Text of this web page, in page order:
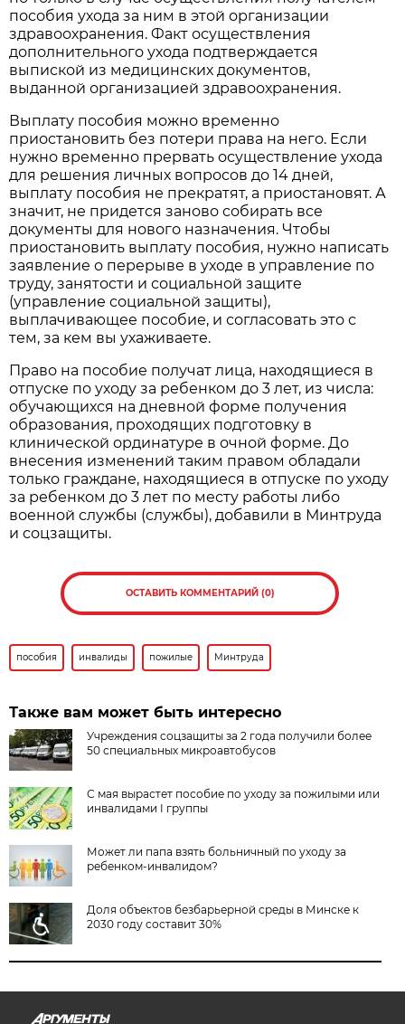
пособия ухода за ним в этой организации
здравоохранения. Факт осуществления
дополнительного ухода подтверждается
выпиской из медицинских документов,
выданной организацией здравоохранения.
Выплату пособия можно временно
приостановить без потери права на него. Если
нужно временно прервать осуществление ухода
для решения личных вопросов до 14 дней,
выплату пособия не прекратят, а приостановят. А
значит, не придется заново собирать все
документы для нового назначения. Чтобы
приостановить выплату пособия, нужно написать
заявление о перерыве в уходе в управление по
труду, занятости и социальной защите
(управление социальной защиты),
выплачивающее пособие, и согласовать это с
тем, за кем вы ухаживаете.
Право на пособие получат лица, находящиеся в
отпуске по уходу за ребенком до 3 лет, из числа:
обучающихся на дневной форме получения
образования, проходящих подготовку в
клинической ординатуре в очной форме. До
внесения изменений таким правом обладали
только граждане, находящиеся в отпуске по уходу
за ребенком до 3 лет по месту работы либо
военной службы (службы), добавили в Минтруда
и соцзащиты.
ОСТАВИТЬ КОММЕНТАРИЙ (0)
пособия инвалиды пожилые Минтруда
Также вам может быть интересно
Учреждения соцзащиты за 2 года получили более
50 специальных микроавтобусов
С мая вырастет пособие по уходу за пожилыми или
инвалидами I группы
Может ли папа взять больничный по уходу за
ребенком-инвалидом?
Доля объектов безбарьерной среды в Минске к
2030 году составит 30%